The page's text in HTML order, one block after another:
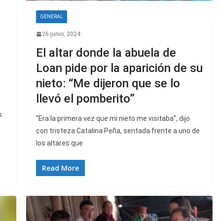
GENERAL
26 junio, 2024
El altar donde la abuela de
Loan pide por la aparición de su
nieto: “Me dijeron que se lo
llevó el pomberito”
“Era la primera vez que mi nieto me visitaba”, dijo
con tristeza Catalina Peña, sentada frente a uno de
los altares que
Read More